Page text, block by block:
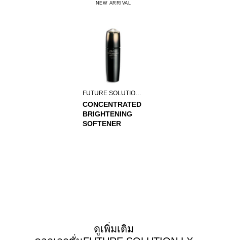
NEW ARRIVAL
FUTURE SOLUTION LX
CONCENTRATED
BRIGHTENING
SOFTENER
ดูเพิ่มเติม